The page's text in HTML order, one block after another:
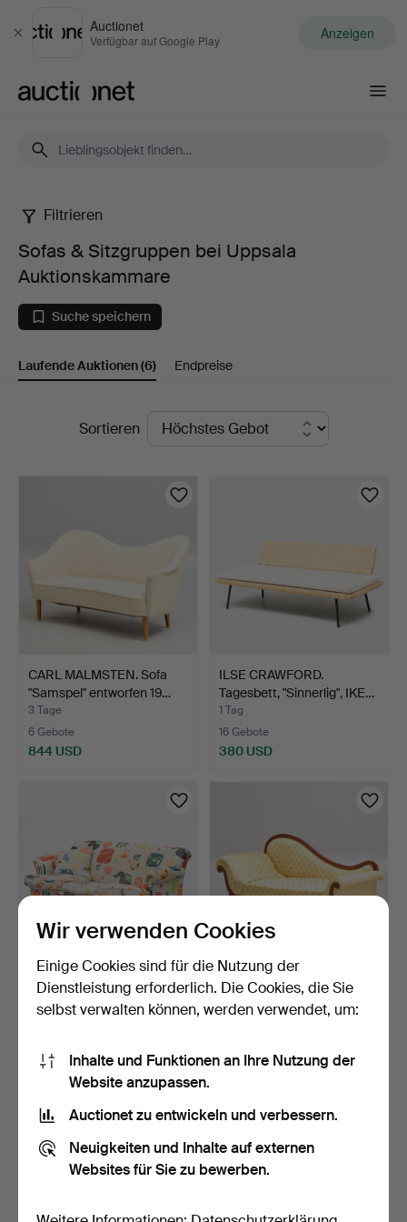
Schließen
Auctionet
Verfügbar auf Google Play Anzeigen
Sofas
Sitzgruppen
bei
Auktionskammare
Filtrieren
Sofas & Sitzgruppen bei Uppsala
Auktionskammare
Suche speichern
Laufende Auktionen(6) Endpreise
LaufendeSortieren
CARL MALMSTEN. Sofa
"Samspel" entworfen 19…
3 Tage
6 Gebote
844 USD
ILSE CRAWFORD.
Tagesbett, "Sinnerlig", IKE…
1 Tag
16 Gebote
380 USD
JOSEF FRANK. Sofa,
Modell 678, Firma Svens…
5 Tage
317 USD
CHAISELONGUE, zweite
Hälfte des 19. Jahrhu…
7 Std 22 Min
85 USD
Wir verwenden Cookies
Einige Cookies sind für die Nutzung der
Dienstleistung erforderlich. Die Cookies, die Sie
selbst verwalten können, werden verwendet, um:
Inhalte und Funktionen an Ihre Nutzung der
Website anzupassen.
Auctionet zu entwickeln und verbessern.
Neuigkeiten und Inhalte auf externen
Websites für Sie zu bewerben.